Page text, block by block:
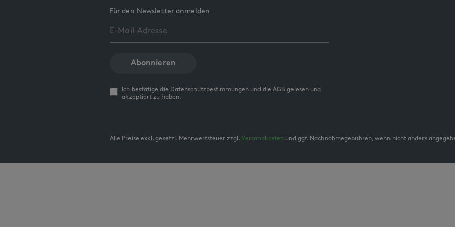
Für den Newsletter anmelden
Abonnieren
Ich bestätige die Datenschutzbestimmungen und die AGB gelesen und
akzeptiert zu haben.
Alle Preise exkl. gesetzl. Mehrwertsteuer zzgl. Versandkosten und ggf. Nachnahmegebühren, wenn nicht anders